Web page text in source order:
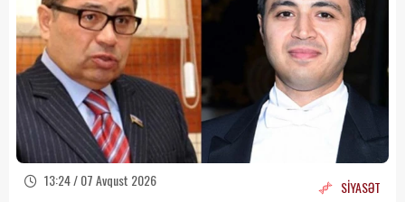
13:24 / 07 Avqust 2026 SİYASƏT